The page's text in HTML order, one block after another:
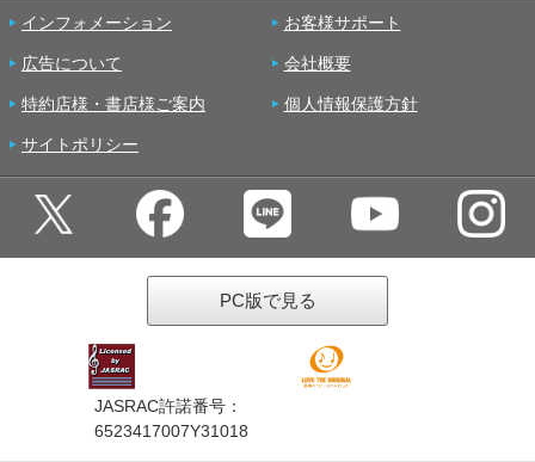
インフォメーション お客様サポート
広告について 会社概要
特約店様・書店様ご案内 個人情報保護方針
サイトポリシー
PC版で見る
JASRAC許諾番号：
6523417007Y31018